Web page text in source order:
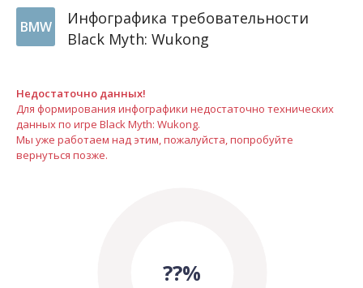
BMW
Инфографика требовательности
Black Myth: Wukong
Недостаточно данных!
Для формирования инфографики недостаточно технических
данных по игре Black Myth: Wukong.
Мы уже работаем над этим, пожалуйста, попробуйте
вернуться позже.
??%